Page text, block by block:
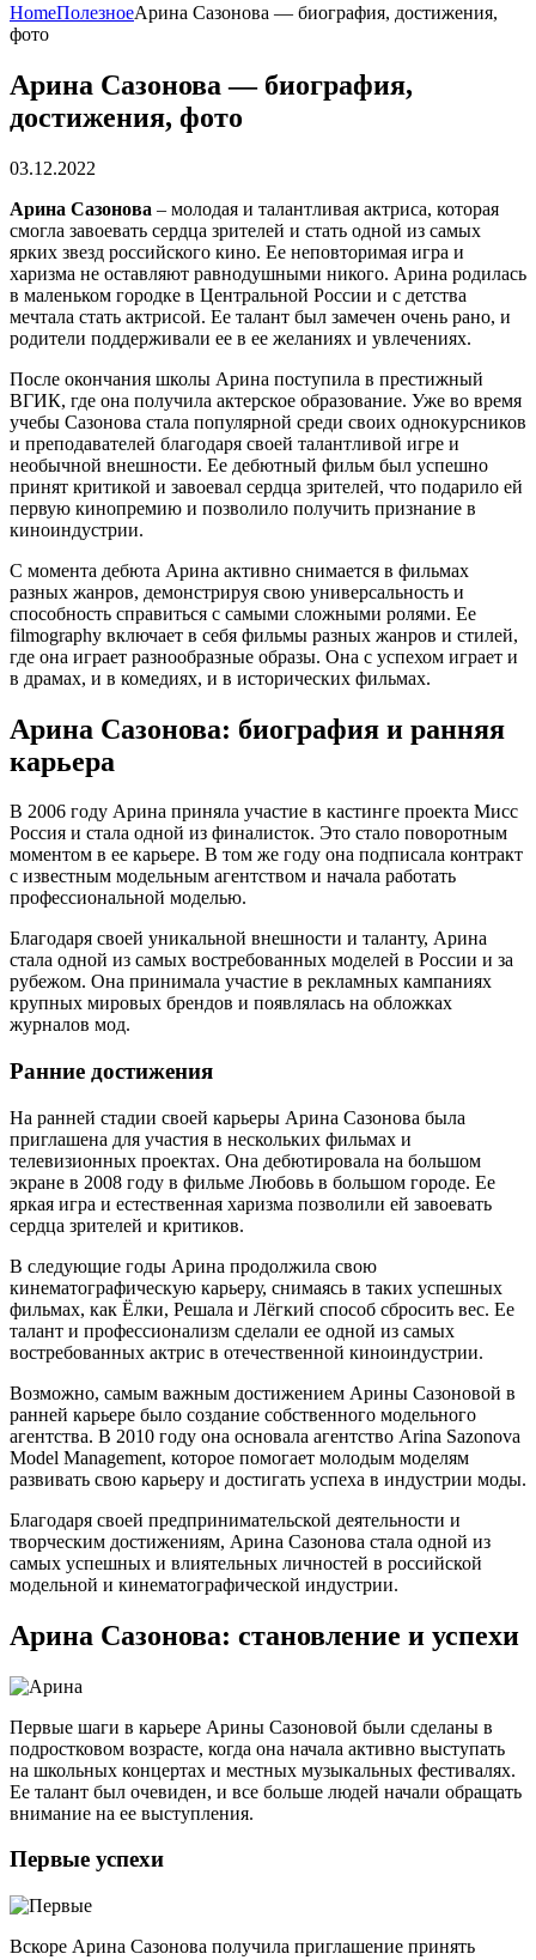
HomeПолезноеАрина Сазонова — биография, достижения,
фото
Арина Сазонова — биография,
достижения, фото
03.12.2022
Арина Сазонова – молодая и талантливая актриса, которая
смогла завоевать сердца зрителей и стать одной из самых
ярких звезд российского кино. Ее неповторимая игра и
харизма не оставляют равнодушными никого. Арина родилась
в маленьком городке в Центральной России и с детства
мечтала стать актрисой. Ее талант был замечен очень рано, и
родители поддерживали ее в ее желаниях и увлечениях.
После окончания школы Арина поступила в престижный
ВГИК, где она получила актерское образование. Уже во время
учебы Сазонова стала популярной среди своих однокурсников
и преподавателей благодаря своей талантливой игре и
необычной внешности. Ее дебютный фильм был успешно
принят критикой и завоевал сердца зрителей, что подарило ей
первую кинопремию и позволило получить признание в
киноиндустрии.
С момента дебюта Арина активно снимается в фильмах
разных жанров, демонстрируя свою универсальность и
способность справиться с самыми сложными ролями. Ее
filmography включает в себя фильмы разных жанров и стилей,
где она играет разнообразные образы. Она с успехом играет и
в драмах, и в комедиях, и в исторических фильмах.
Арина Сазонова: биография и ранняя
карьера
В 2006 году Арина приняла участие в кастинге проекта Мисс
Россия и стала одной из финалисток. Это стало поворотным
моментом в ее карьере. В том же году она подписала контракт
с известным модельным агентством и начала работать
профессиональной моделью.
Благодаря своей уникальной внешности и таланту, Арина
стала одной из самых востребованных моделей в России и за
рубежом. Она принимала участие в рекламных кампаниях
крупных мировых брендов и появлялась на обложках
журналов мод.
Ранние достижения
На ранней стадии своей карьеры Арина Сазонова была
приглашена для участия в нескольких фильмах и
телевизионных проектах. Она дебютировала на большом
экране в 2008 году в фильме Любовь в большом городе. Ее
яркая игра и естественная харизма позволили ей завоевать
сердца зрителей и критиков.
В следующие годы Арина продолжила свою
кинематографическую карьеру, снимаясь в таких успешных
фильмах, как Ёлки, Решала и Лёгкий способ сбросить вес. Ее
талант и профессионализм сделали ее одной из самых
востребованных актрис в отечественной киноиндустрии.
Возможно, самым важным достижением Арины Сазоновой в
ранней карьере было создание собственного модельного
агентства. В 2010 году она основала агентство Arina Sazonova
Model Management, которое помогает молодым моделям
развивать свою карьеру и достигать успеха в индустрии моды.
Благодаря своей предпринимательской деятельности и
творческим достижениям, Арина Сазонова стала одной из
самых успешных и влиятельных личностей в российской
модельной и кинематографической индустрии.
Арина Сазонова: становление и успехи
Первые шаги в карьере Арины Сазоновой были сделаны в
подростковом возрасте, когда она начала активно выступать
на школьных концертах и местных музыкальных фестивалях.
Ее талант был очевиден, и все больше людей начали обращать
внимание на ее выступления.
Первые успехи
Вскоре Арина Сазонова получила приглашение принять